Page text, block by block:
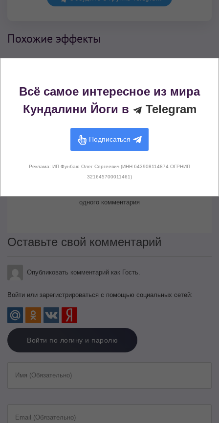
Похожие эффекты
Очищение кармы сына
Комментарии (0)
одного комментария
Оставьте свой комментарий
Опубликовать комментарий как Гость.
Войти или зарегистрироваться с помощью социальных сетей:
Войти по логину и паролю
Имя (Обязательно)
Email (Обязательно)
Всё самое интересное из мира
Кундалини Йоги в
Telegram
Подписаться
Реклама: ИП Фунбаю Олег Сергеевич (ИНН 643908114874 ОГРНИП
321645700011461)